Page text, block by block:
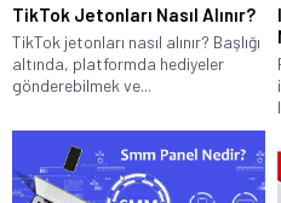
TikTok Jetonları Nasıl Alınır?
TikTok jetonları nasıl alınır? Başlığı
altında, platformda hediyeler
gönderebilmek ve...